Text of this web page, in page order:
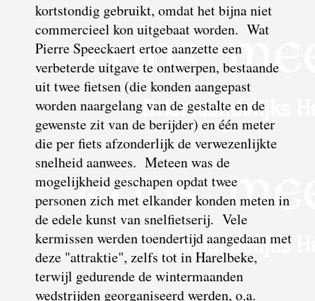
kortstondig gebruikt, omdat het bijna niet
commercieel kon uitgebaat worden. Wat
Pierre Speeckaert ertoe aanzette een
verbeterde uitgave te ontwerpen, bestaande
uit twee fietsen (die konden aangepast
worden naargelang van de gestalte en de
gewenste zit van de berijder) en één meter
die per fiets afzonderlijk de verwezenlijkte
snelheid aanwees. Meteen was de
mogelijkheid geschapen opdat twee
personen zich met elkander konden meten in
de edele kunst van snelfietserij. Vele
kermissen werden toendertijd aangedaan met
deze "attraktie", zelfs tot in Harelbeke,
terwijl gedurende de wintermaanden
wedstrijden georganiseerd werden, o.a.